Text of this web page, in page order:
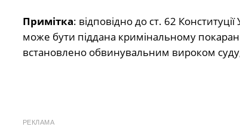
Примітка: відповідно до ст. 62
може бути піддана кримінальному
встановлено обвинувальним вироком
РЕКЛАМА